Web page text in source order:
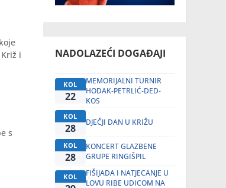
i
s
NADOLAZEĆI DOGAĐAJI
KOL
22
MEMORIJALNI TURNIR
HODAK-PETRLIĆ-DED-
KOS
KOL
28 DJEČJI DAN U KRIŽU
KOL
28
KONCERT GLAZBENE
GRUPE RINGIŠPIL
KOL
FIŠIJADA I NATJECANJE U
LOVU RIBE UDICOM NA